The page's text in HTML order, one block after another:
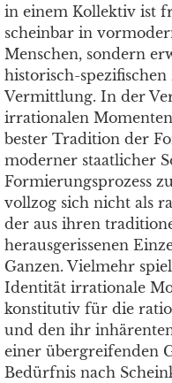
in einem Kollektiv ist
scheinbar in
Menschen, sondern
historisch-
Vermittlung. In der
irrationalen
bester Tradition der
moderner staatlicher
Formierungsprozess
vollzog sich nicht als
der aus ihren
herausgerissenen
Ganzen. Vielmehr
Identität irrationale
konstitutiv für die
und den ihr
einer übergreifenden
Bedürfnis nach